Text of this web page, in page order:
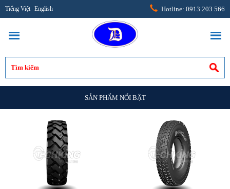
Tiếng Việt English Hotline: 0913 203 566
SẢN PHẨM NỔI BẬT